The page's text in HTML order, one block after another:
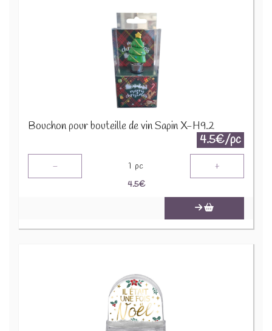
Bouchon pour bouteille de vin Sapin X-H9.2
4.5€/pc
- 1 pc +
4.5€